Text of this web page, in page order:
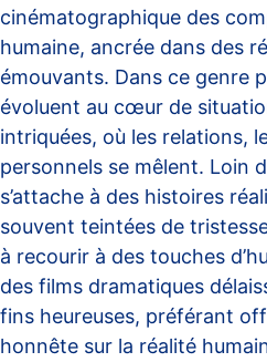
cinématographique des
humaine, ancrée dans des
émouvants. Dans ce genre
évoluent au cœur de
intriquées, où les relations,
personnels se mêlent. Loin
s’attache à des histoires
souvent teintées de
à recourir à des touches
des films dramatiques
fins heureuses, préférant
honnête sur la réalité